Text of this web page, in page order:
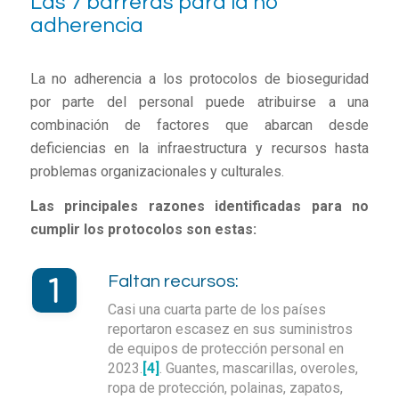
adherencia
La no adherencia a los protocolos de bioseguridad
por parte del personal puede atribuirse a una
combinación de factores que abarcan desde
deficiencias en la infraestructura y recursos hasta
problemas organizacionales y culturales.
Las principales razones identificadas para no
cumplir los protocolos son estas:
Faltan recursos:
Casi una cuarta parte de los países
reportaron escasez en sus suministros
de equipos de protección personal en
2023. [4] . Guantes, mascarillas, overoles,
ropa de protección, polainas, zapatos,